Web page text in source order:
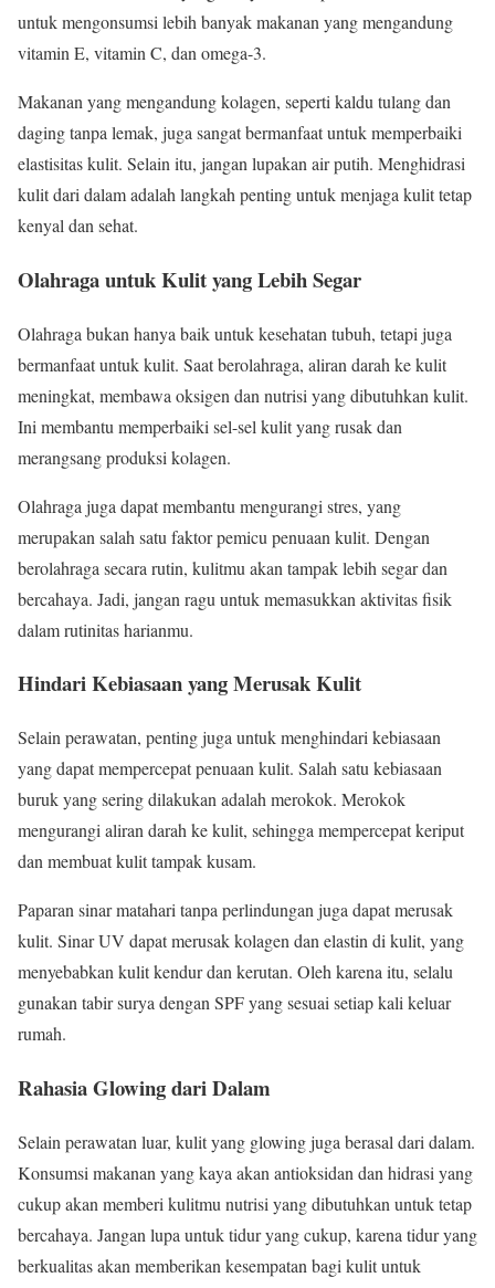
untuk mengonsumsi lebih banyak makanan yang mengandung
vitamin E, vitamin C, dan omega-3.
Makanan yang mengandung kolagen, seperti kaldu tulang dan
daging tanpa lemak, juga sangat bermanfaat untuk memperbaiki
elastisitas kulit. Selain itu, jangan lupakan air putih. Menghidrasi
kulit dari dalam adalah langkah penting untuk menjaga kulit tetap
kenyal dan sehat.
Olahraga untuk Kulit yang Lebih Segar
Olahraga bukan hanya baik untuk kesehatan tubuh, tetapi juga
bermanfaat untuk kulit. Saat berolahraga, aliran darah ke kulit
meningkat, membawa oksigen dan nutrisi yang dibutuhkan kulit.
Ini membantu memperbaiki sel-sel kulit yang rusak dan
merangsang produksi kolagen.
Olahraga juga dapat membantu mengurangi stres, yang
merupakan salah satu faktor pemicu penuaan kulit. Dengan
berolahraga secara rutin, kulitmu akan tampak lebih segar dan
bercahaya. Jadi, jangan ragu untuk memasukkan aktivitas fisik
dalam rutinitas harianmu.
Hindari Kebiasaan yang Merusak Kulit
Selain perawatan, penting juga untuk menghindari kebiasaan
yang dapat mempercepat penuaan kulit. Salah satu kebiasaan
buruk yang sering dilakukan adalah merokok. Merokok
mengurangi aliran darah ke kulit, sehingga mempercepat keriput
dan membuat kulit tampak kusam.
Paparan sinar matahari tanpa perlindungan juga dapat merusak
kulit. Sinar UV dapat merusak kolagen dan elastin di kulit, yang
menyebabkan kulit kendur dan kerutan. Oleh karena itu, selalu
gunakan tabir surya dengan SPF yang sesuai setiap kali keluar
rumah.
Rahasia Glowing dari Dalam
Selain perawatan luar, kulit yang glowing juga berasal dari dalam.
Konsumsi makanan yang kaya akan antioksidan dan hidrasi yang
cukup akan memberi kulitmu nutrisi yang dibutuhkan untuk tetap
bercahaya. Jangan lupa untuk tidur yang cukup, karena tidur yang
berkualitas akan memberikan kesempatan bagi kulit untuk